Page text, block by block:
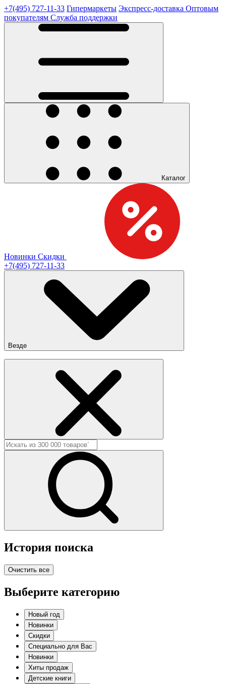
+7(495) 727-11-33 Гипермаркеты Экспресс-доставка Оптовым
покупателям Служба поддержки
Каталог
Новинки Скидки
+7(495) 727-11-33
Везде
История поиска
Очистить все
Выберите категорию
Новый год
Новинки
Скидки
Специально для Вас
Новинки
Хиты продаж
Детские книги